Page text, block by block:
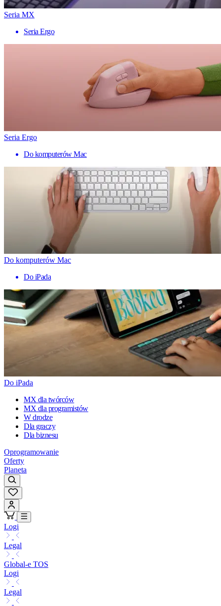
Seria MX
Seria Ergo
Seria Ergo
Do komputerów Mac
Do komputerów Mac
Do iPada
Do iPada
MX dla twórców
MX dla programistów
W drodze
Dla graczy
Dla biznesu
Oprogramowanie
Oferty
Planeta
Logi
Legal
Global-e TOS
Logi
Legal